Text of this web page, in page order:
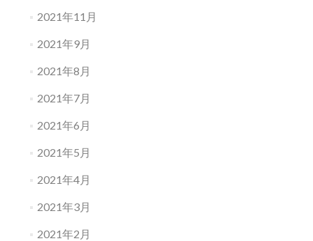
2021年11月
2021年9月
2021年8月
2021年7月
2021年6月
2021年5月
2021年4月
2021年3月
2021年2月